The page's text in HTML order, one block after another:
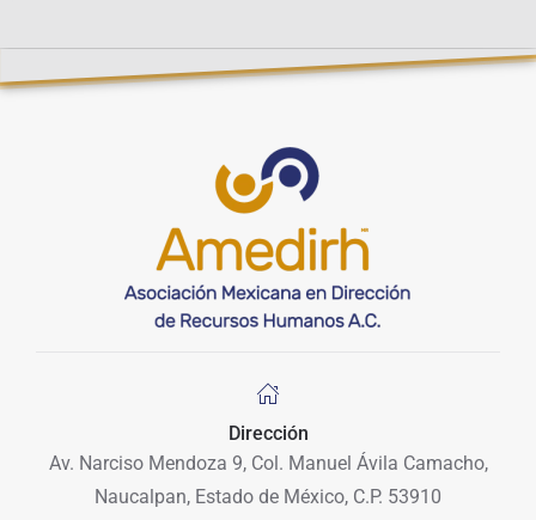
Dirección
Av. Narciso Mendoza 9, Col. Manuel Ávila Camacho,
Naucalpan, Estado de México, C.P. 53910